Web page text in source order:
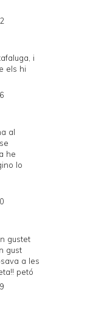
i
els hi
al
he
lo
gustet
gust
a les
petó